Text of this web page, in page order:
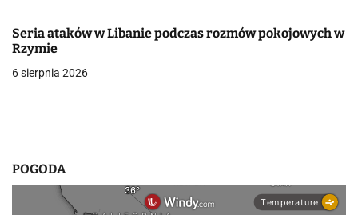
s
u
Seria ataków w Libanie podczas rozmów pokojowych w
Rzymie
6 sierpnia 2026
POGODA